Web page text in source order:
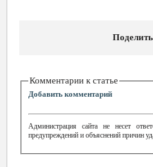
Комментарии к статье
Добавить комментарий
Администрация сайта не несет
предупреждений и объяснений причин